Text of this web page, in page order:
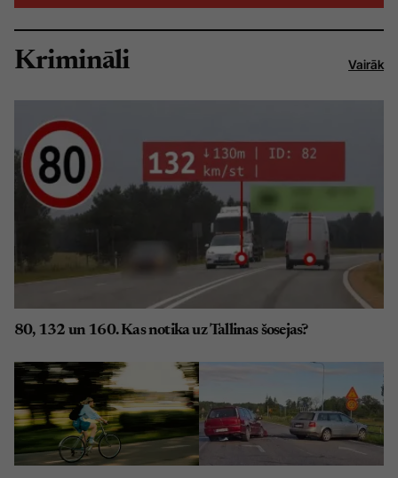
Krimināli Vairāk
80, 132 un 160. Kas notika uz Tallinas šosejas?